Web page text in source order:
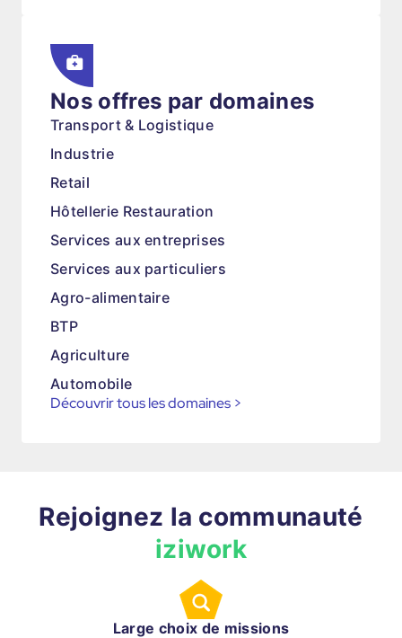
Nos offres par domaines
Transport & Logistique
Industrie
Retail
Hôtellerie Restauration
Services aux entreprises
Services aux particuliers
Agro-alimentaire
BTP
Agriculture
Automobile
Découvrir tous les domaines >
Rejoignez la communauté
iziwork
Large choix de missions